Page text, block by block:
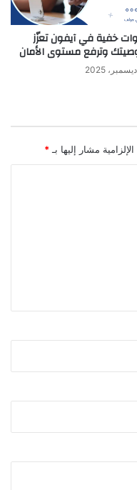
خفية في آيفون تعزّز
وترفع مستوى الأمان
مشار إليها بـ *